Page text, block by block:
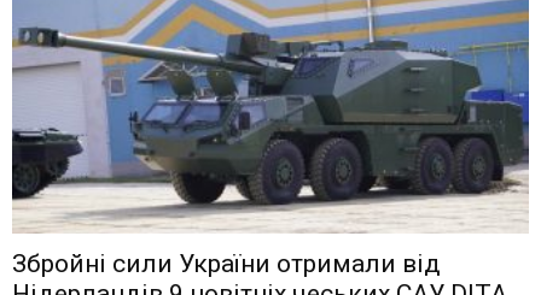
Збройні сили України отримали від